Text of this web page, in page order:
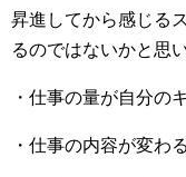
昇進してから感じる
るのではないかと思
・仕事の量が自分の
・仕事の内容が変わ